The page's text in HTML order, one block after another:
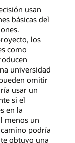
usan
básicas del
los
como
universidad
omitir
usar un
si el
en la
menos un
podría
obtuvo una